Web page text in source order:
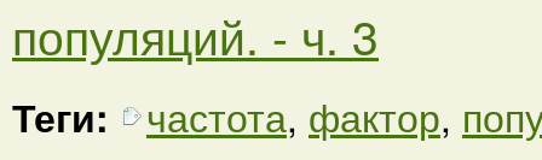
популяций. - ч. 3
Теги: частота, фактор,